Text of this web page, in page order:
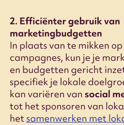
2. Efficiënter gebruik van
marketingbudgetten
In plaats van te mikken
campagnes, kun je je
en budgetten gericht
specifiek je lokale
kan variëren vansocial
tot het sponsoren van
hetsamenwerken met